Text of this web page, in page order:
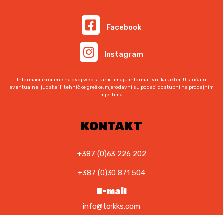
Facebook
Instagram
Informacije i cijene na ovoj web stranici imaju informativni karakter. U slučaju
eventualne ljudske ili tehničke greške, mjerodavni su podaci dostupni na prodajnim
mjestima
KONTAKT
+387 (0)63 226 202
+387 (0)30 871 504
E-mail
info@torkks.com